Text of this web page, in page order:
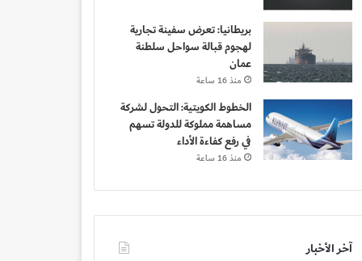
بريطانيا: تعرض سفينة تجارية
لهجوم قبالة سواحل سلطنة
عمان
منذ 16 ساعة
الخطوط الكويتية: التحول لشركة
مساهمة مملوكة للدولة تسهم
في رفع كفاءة الأداء
منذ 16 ساعة
آخر الأخبار